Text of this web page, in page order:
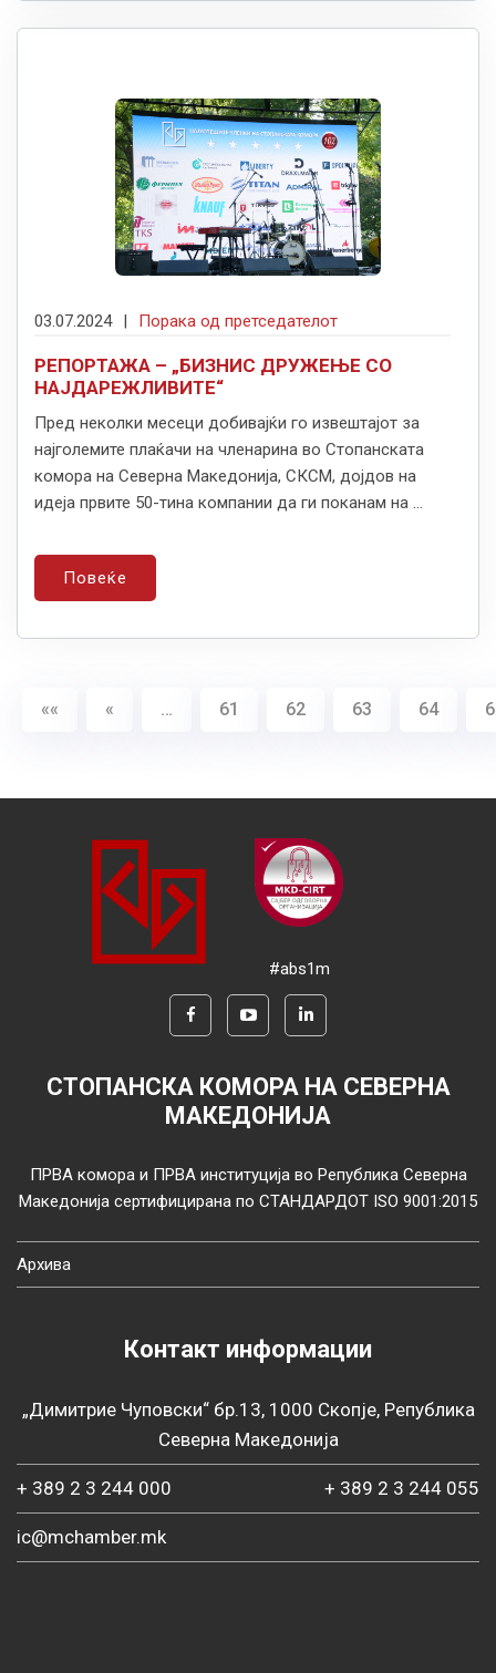
03.07.2024 | Порака од претседателот
РЕПОРТАЖА – „БИЗНИС ДРУЖЕЊЕ СО
НАЈДАРЕЖЛИВИТЕ“
Пред неколки месеци добивајќи го извештајот за
најголемите плаќачи на членарина во Стопанската
комора на Северна Македонија, СКСМ, дојдов на
идеја првите 50-тина компании да ги поканам на ...
Повеќе
«« « … 61 62 63 64
#abs1m
СТОПАНСКА КОМОРА НА СЕВЕРНА
МАКЕДОНИЈА
ПРВА комора и ПРВА институција во Република Северна
Македонија сертифицирана по СТАНДАРДОТ ISO 9001:2015
Архива
Контакт информации
„Димитрие Чуповски“ бр.13, 1000 Скопје, Република
Северна Македонија
+ 389 2 3 244 000 + 389 2 3 244 055
ic@mchamber.mk